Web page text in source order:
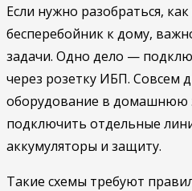
Если нужно разобраться,
бесперебойник к дому,
задачи. Одно дело —
через розетку ИБП. Совсем
оборудование в домашнюю
подключить отдельные
аккумуляторы и защиту.
Такие схемы требуют